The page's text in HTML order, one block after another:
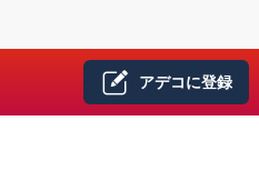
アデコに登録